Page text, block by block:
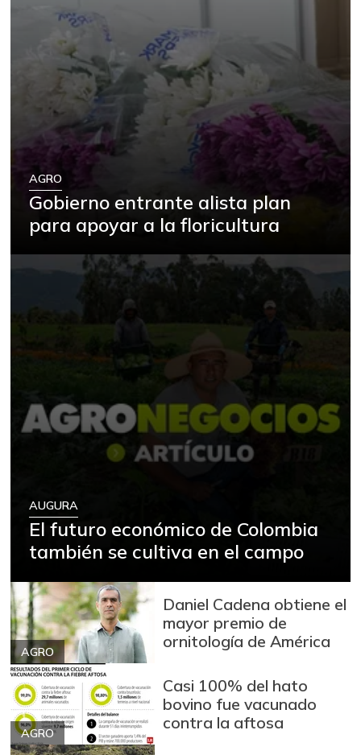
AGRO
Gobierno entrante alista plan
para apoyar a la floricultura
AUGURA
El futuro económico de Colombia
también se cultiva en el campo
AGRO
Daniel Cadena obtiene el
mayor premio de
ornitología de América
AGRO
Casi 100% del hato
bovino fue vacunado
contra la aftosa